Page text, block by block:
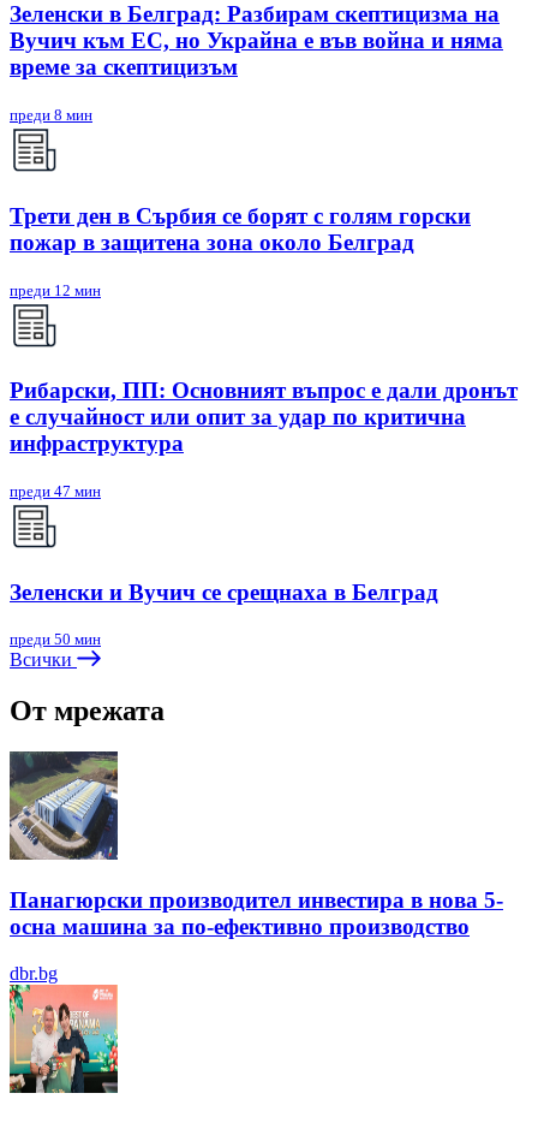
Зеленски в Белград: Разбирам скептицизма на
Вучич към ЕС, но Украйна е във война и няма
време за скептицизъм
преди 8 мин
Трети ден в Сърбия се борят с голям горски
пожар в защитена зона около Белград
преди 12 мин
Рибарски, ПП: Основният въпрос е дали дронът
е случайност или опит за удар по критична
инфраструктура
преди 47 мин
Зеленски и Вучич се срещнаха в Белград
преди 50 мин
Всички
От мрежата
Панагюрски производител инвестира в нова 5-
осна машина за по-ефективно производство
dbr.bg